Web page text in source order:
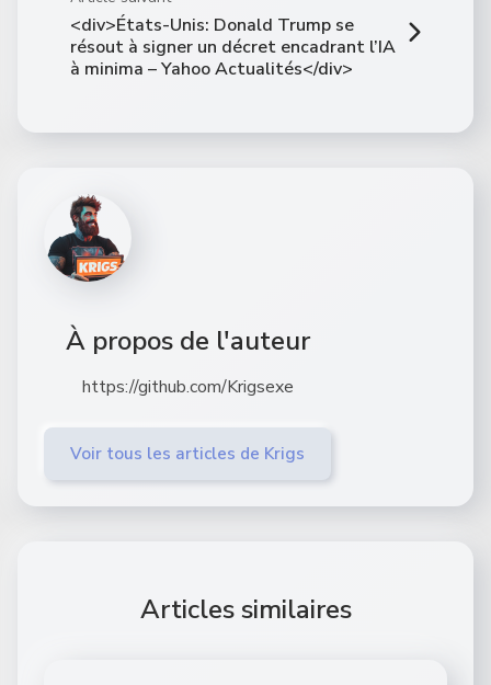
<div>États-Unis: Donald Trump se
résout à signer un décret encadrant l’IA
à minima – Yahoo Actualités</div>
À propos de l'auteur
https://github.com/Krigsexe
Voir tous les articles de Krigs
Articles similaires